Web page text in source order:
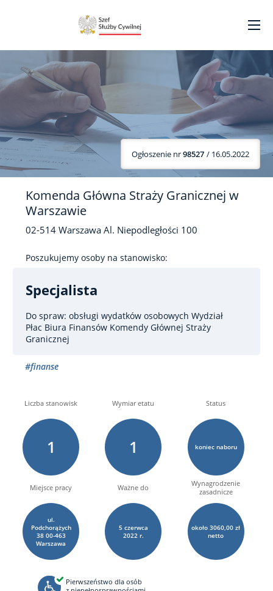
Ogłoszenie nr98527 / 16.05.2022
Komenda Główna Straży Granicznej w
Warszawie
02-514 Warszawa Al. Niepodległości 100
Poszukujemy osoby na stanowisko:
Specjalista
Do spraw: obsługi wydatków osobowych Wydział
Płac Biura Finansów Komendy Głównej Straży
Granicznej
#finanse
Liczba stanowisk
1
Wymiar etatu
1
Status
koniec naboru
Miejsce pracy
ul.
Podchorążych
38 00-463
Warszawa
Ważne do
5 czerwca
2022 r.
Wynagrodzenie
zasadnicze
około 3060,00 zł
netto
Pierwszeństwo dla osób